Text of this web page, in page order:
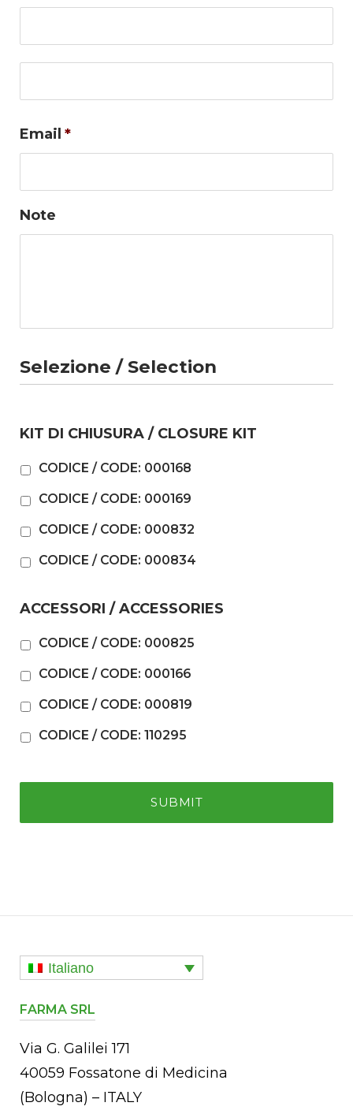
Email *
Note
Selezione / Selection
KIT DI CHIUSURA / CLOSURE KIT
CODICE / CODE: 000168
CODICE / CODE: 000169
CODICE / CODE: 000832
CODICE / CODE: 000834
ACCESSORI / ACCESSORIES
CODICE / CODE: 000825
CODICE / CODE: 000166
CODICE / CODE: 000819
CODICE / CODE: 110295
Italiano
FARMA SRL
Via G. Galilei 171
40059 Fossatone di Medicina
(Bologna) – ITALY